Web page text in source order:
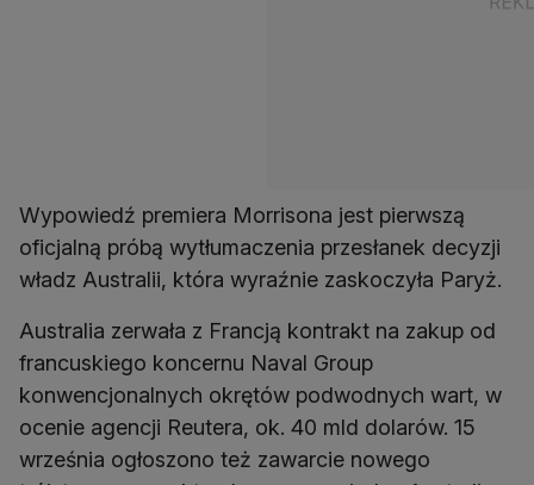
Wypowiedź premiera Morrisona jest pierwszą
oficjalną próbą wytłumaczenia przesłanek decyzji
władz Australii, która wyraźnie zaskoczyła Paryż.
Australia zerwała z Francją kontrakt na zakup od
francuskiego koncernu Naval Group
konwencjonalnych okrętów podwodnych wart, w
ocenie agencji Reutera, ok. 40 mld dolarów. 15
września ogłoszono też zawarcie nowego